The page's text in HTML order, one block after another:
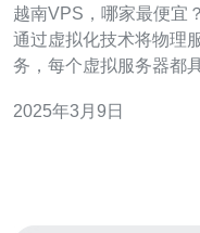
越南VPS，哪家最便宜？ 虚拟专用服务器（VPS）是一种
通过虚拟化技术将物理
务，每个虚拟服务器都
您介绍越南地区几家提供最便
2025年3月9日